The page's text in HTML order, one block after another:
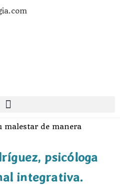
malestar de manera
psicóloga
integrativa.